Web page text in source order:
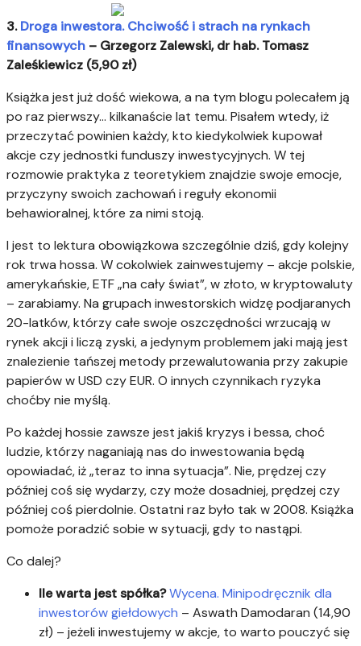
3.Droga inwestora. Chciwość i strach na rynkach
finansowych – Grzegorz Zalewski, dr hab. Tomasz
Zaleśkiewicz (5,90 zł)
Książka jest już dość wiekowa, a na tym blogu polecałem ją
po raz pierwszy… kilkanaście lat temu. Pisałem wtedy, iż
przeczytać powinien każdy, kto kiedykolwiek kupował
akcje czy jednostki funduszy inwestycyjnych. W tej
rozmowie praktyka z teoretykiem znajdzie swoje emocje,
przyczyny swoich zachowań i reguły ekonomii
behawioralnej, które za nimi stoją.
I jest to lektura obowiązkowa szczególnie dziś, gdy kolejny
rok trwa hossa. W cokolwiek zainwestujemy – akcje polskie,
amerykańskie, ETF „na cały świat”, w złoto, w kryptowaluty
– zarabiamy. Na grupach inwestorskich widzę podjaranych
20-latków, którzy całe swoje oszczędności wrzucają w
rynek akcji i liczą zyski, a jedynym problemem jaki mają jest
znalezienie tańszej metody przewalutowania przy zakupie
papierów w USD czy EUR. O innych czynnikach ryzyka
choćby nie myślą.
Po każdej hossie zawsze jest jakiś kryzys i bessa, choć
ludzie, którzy naganiają nas do inwestowania będą
opowiadać, iż „teraz to inna sytuacja”. Nie, prędzej czy
później coś się wydarzy, czy może dosadniej, prędzej czy
później coś pierdolnie. Ostatni raz było tak w 2008. Książka
pomoże poradzić sobie w sytuacji, gdy to nastąpi.
Co dalej?
Ile warta jest spółka?Wycena. Minipodręcznik dla
inwestorów giełdowych – Aswath Damodaran (14,90
zł) – jeżeli inwestujemy w akcje, to warto pouczyć się